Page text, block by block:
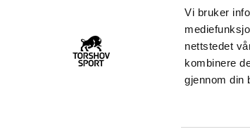
Vi bruker
nettstedet
kombinere
gjennom din
22 09 20 20